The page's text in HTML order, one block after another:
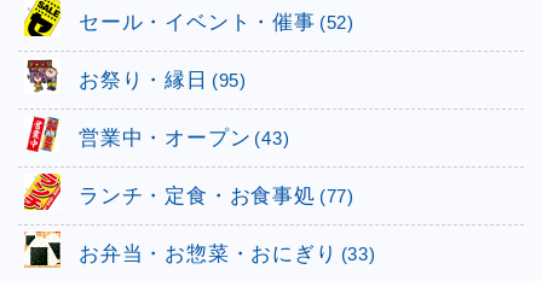
セール・イベント・催事 (52)
お祭り・縁日 (95)
営業中・オープン (43)
ランチ・定食・お食事処 (77)
お弁当・お惣菜・おにぎり (33)